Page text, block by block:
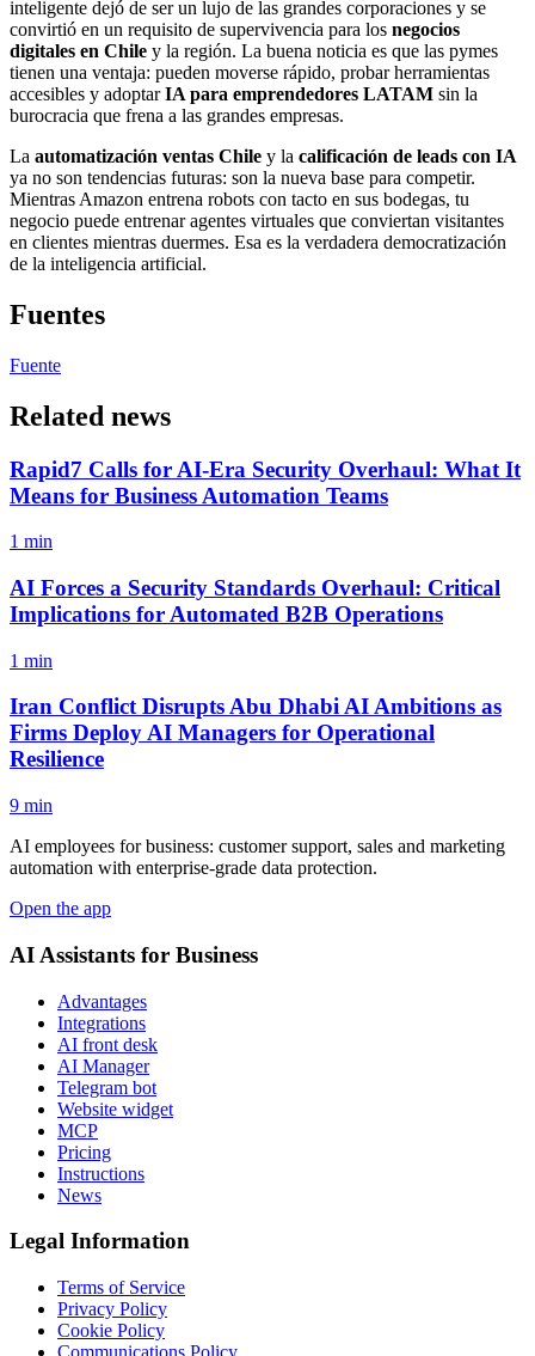
inteligente dejó de ser un lujo de las grandes corporaciones y se
convirtió en un requisito de supervivencia para los negocios
digitales en Chile y la región. La buena noticia es que las pymes
tienen una ventaja: pueden moverse rápido, probar herramientas
accesibles y adoptarIA para emprendedores LATAM sin la
burocracia que frena a las grandes empresas.
La automatización ventas Chile y la calificación de leads con IA
ya no son tendencias futuras: son la nueva base para competir.
Mientras Amazon entrena robots con tacto en sus bodegas, tu
negocio puede entrenar agentes virtuales que conviertan visitantes
en clientes mientras duermes. Esa es la verdadera democratización
de la inteligencia artificial.
Fuentes
Fuente
Related news
Rapid7 Calls for AI-Era Security Overhaul: What It
Means for Business Automation Teams
1 min
AI Forces a Security Standards Overhaul: Critical
Implications for Automated B2B Operations
1 min
Iran Conflict Disrupts Abu Dhabi AI Ambitions as
Firms Deploy AI Managers for Operational
Resilience
9 min
AI employees for business: customer support, sales and marketing
automation with enterprise-grade data protection.
Open the app
AI Assistants for Business
Advantages
Integrations
AI front desk
AI Manager
Telegram bot
Website widget
MCP
Pricing
Instructions
News
Legal Information
Terms of Service
Privacy Policy
Cookie Policy
Communications Policy